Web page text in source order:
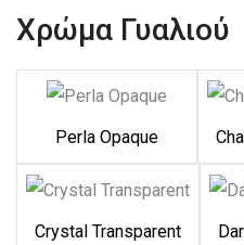
Χρώμα Γυαλιού
Perla Opaque
Crystal Transparent